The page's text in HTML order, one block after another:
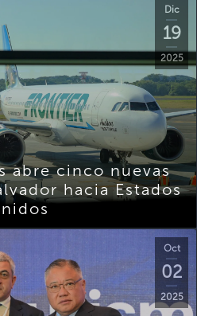
Dic
19
2025
abre cinco nuevas
hacia Estados
Oct
02
2025